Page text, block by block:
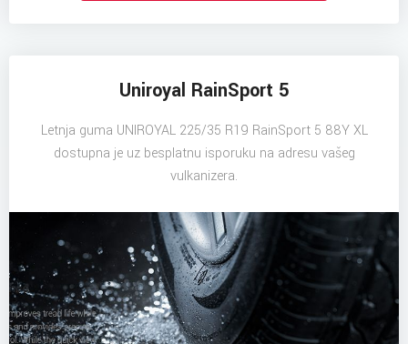
Uniroyal RainSport 5
Letnja guma UNIROYAL 225/35 R19 RainSport 5 88Y XL
dostupna je uz besplatnu isporuku na adresu vašeg
vulkanizera.